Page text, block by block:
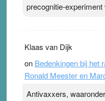
precognitie-experiment
Klaas van Dijk
on Bedenkingen bij het
Ronald Meester en
Antivaxxers,